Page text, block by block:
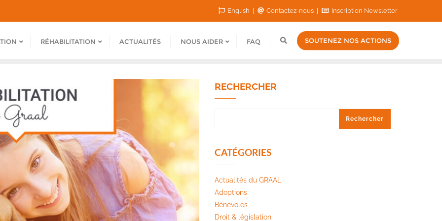
English Contactez-nous Inscription Newsletter
RÉHABILITATION ACTUALITÉS NOUS AIDER FAQ SOUTENEZ NOS ACTIONS
RECHERCHER
Rechercher
CATÉGORIES
Actualités du GRAAL
Adoptions
Bénévoles
Droit & législation